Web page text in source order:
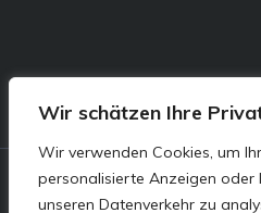
Wir schätzen Ihre
Wir verwenden Cookies, um
personalisierte Anzeigen oder
unseren Datenverkehr zu
© E&S Motors GmbH,